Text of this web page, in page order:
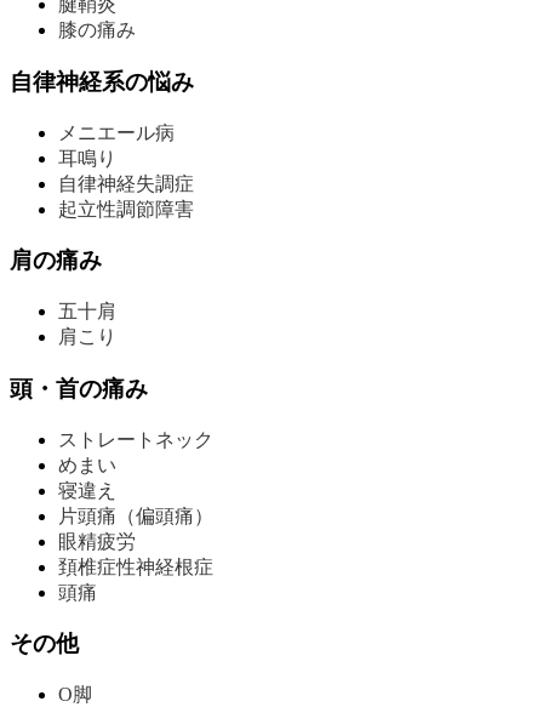
腱鞘炎
膝の痛み
自律神経系の悩み
メニエール病
耳鳴り
自律神経失調症
起立性調節障害
肩の痛み
五十肩
肩こり
頭・首の痛み
ストレートネック
めまい
寝違え
片頭痛（偏頭痛）
眼精疲労
頚椎症性神経根症
頭痛
その他
O脚